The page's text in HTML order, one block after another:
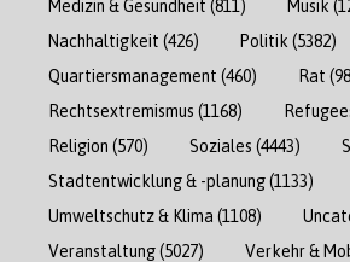
Medizin & Gesundheit (811) Musik
Nachhaltigkeit (426) Politik (5382)
Quartiersmanagement (460) Rat
Rechtsextremismus (1168)
Religion (570) Soziales (4443)
Stadtentwicklung & -planung(1133)
Umweltschutz & Klima (1108)
Veranstaltung(5027) Verkehr &